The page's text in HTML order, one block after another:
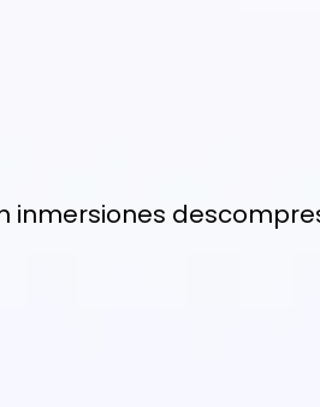
inmersiones